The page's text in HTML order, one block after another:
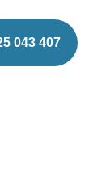
043 407